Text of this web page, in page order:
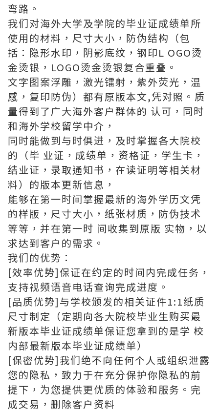
弯路。
我们对海外大学及学院的毕业证成绩单所
使用的材料，尺寸大小，防伪结构（包
括：隐形水印，阴影底纹，钢印L OGO烫
金烫银，LOGO烫金烫银复合重叠。
文字图案浮雕，激光镭射，紫外荧光，温
感，复印防伪）都有原版本文,凭对照。质
量得到了广大海外客户群体的 认可，同时
和海外学校留学中介，
同时能做到与时俱进，及时掌握各大院校
的（毕 业证，成绩单，资格证，学生卡，
结业证，录取通知书，在读证明等相关材
料）的版本更新信息，
能够在第一时间掌握最新的海外学历文凭
的样版，尺寸大小，纸张材质，防伪技术
等等，并在第一时 间收集到原版 实物，以
求达到客户的需求。
我们的优势：
[效率优势]保证在约定的时间内完成任务，
支持视频语音电话查询完成进度。
[品质优势]与学校颁发的相关证件1:1纸质
尺寸制定（定期向各大院校毕业生购买最
新版本毕业证成绩单保证您拿到的是学 校
内部最新版本毕业证成绩单）
[保密优势]我们绝不向任何个人或组织泄露
您的隐私，致力于在充分保护你隐私的前
提下，为您提供更优质的体验和服务。完
成交易，删除客户资料